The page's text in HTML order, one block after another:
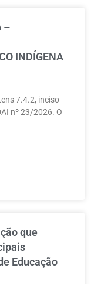
–
INDÍGENA
7.4.2, inciso
nº 23/2026. O
que
Educação